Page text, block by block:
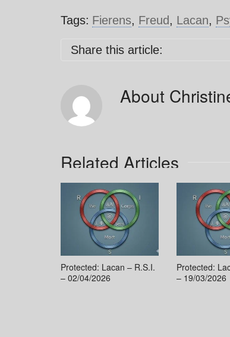
Tags: Fierens, Freud, Lacan,
Share this article:
About
Related Articles
Protected: Lacan – R.S.I.
– 02/04/2026
Protected:
– 19/03/2026